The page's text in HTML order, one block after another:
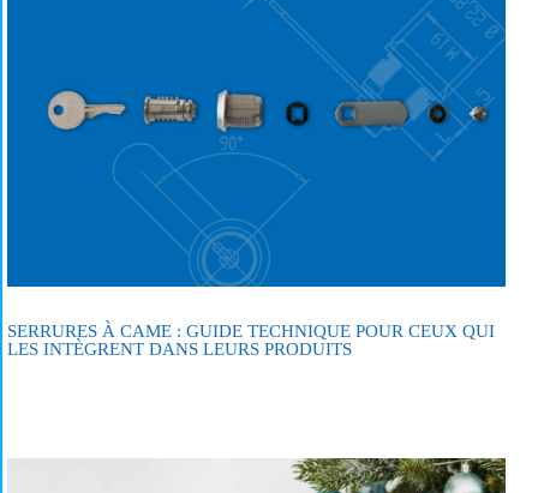
SERRURES À CAME : GUIDE TECHNIQUE POUR CEUX QUI
LES INTÈGRENT DANS LEURS PRODUITS